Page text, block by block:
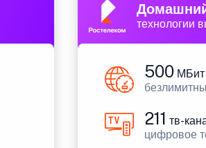
технологии
500 МБит
211 тв-
цифровое